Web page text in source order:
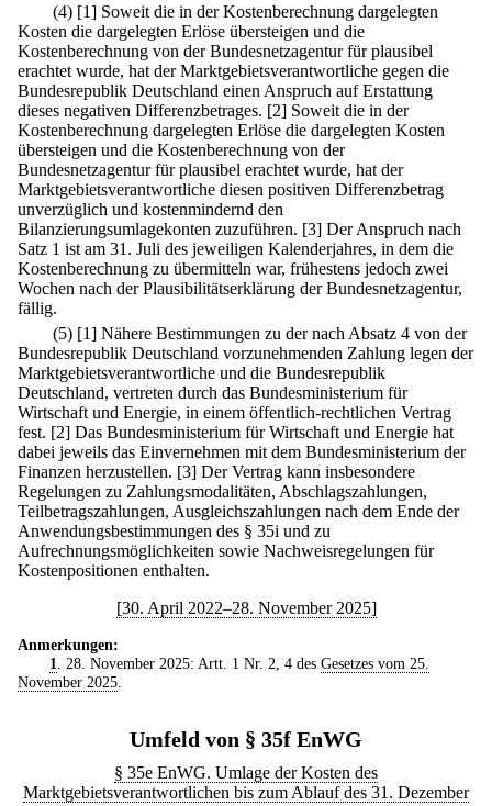
(4) [1] Soweit die in der Kostenberechnung dargelegten
Kosten die dargelegten Erlöse übersteigen und die
Kostenberechnung von der Bundesnetzagentur für plausibel
erachtet wurde, hat der Marktgebietsverantwortliche gegen die
Bundesrepublik Deutschland einen Anspruch auf Erstattung
dieses negativen Differenzbetrages. [2] Soweit die in der
Kostenberechnung dargelegten Erlöse die dargelegten Kosten
übersteigen und die Kostenberechnung von der
Bundesnetzagentur für plausibel erachtet wurde, hat der
Marktgebietsverantwortliche diesen positiven Differenzbetrag
unverzüglich und kostenmindernd den
Bilanzierungsumlagekonten zuzuführen. [3] Der Anspruch nach
Satz 1 ist am 31. Juli des jeweiligen Kalenderjahres, in dem die
Kostenberechnung zu übermitteln war, frühestens jedoch zwei
Wochen nach der Plausibilitätserklärung der Bundesnetzagentur,
fällig.
(5) [1] Nähere Bestimmungen zu der nach Absatz 4 von der
Bundesrepublik Deutschland vorzunehmenden Zahlung legen der
Marktgebietsverantwortliche und die Bundesrepublik
Deutschland, vertreten durch das Bundesministerium für
Wirtschaft und Energie, in einem öffentlich-rechtlichen Vertrag
fest. [2] Das Bundesministerium für Wirtschaft und Energie hat
dabei jeweils das Einvernehmen mit dem Bundesministerium der
Finanzen herzustellen. [3] Der Vertrag kann insbesondere
Regelungen zu Zahlungsmodalitäten, Abschlagszahlungen,
Teilbetragszahlungen, Ausgleichszahlungen nach dem Ende der
Anwendungsbestimmungen des § 35i und zu
Aufrechnungsmöglichkeiten sowie Nachweisregelungen für
Kostenpositionen enthalten.
[30. April 2022–28. November 2025]
Anmerkungen:
1
. 28. November 2025: Artt. 1 Nr. 2, 4 des Gesetzes vom 25.
November 2025
Umfeld von § 35f EnWG
§ 35e EnWG. Umlage der Kosten des
Marktgebietsverantwortlichen bis zum Ablauf des 31. Dezember